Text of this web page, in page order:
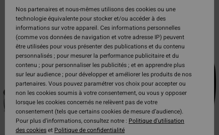
Nos partenaires et nous-mêmes utilisons des cookies ou une
technologie équivalente pour stocker et/ou accéder à des
informations sur votre appareil. Ces informations personnelles
(comme vos données de navigation et votre adresse IP) peuvent
être utilisées pour vous présenter des publications et du contenu
personnalisés ; pour mesurer la performance publicitaire et du
contenu ; pour personnaliser les publicités ; et en apprendre plus
sur leur audience ; pour développer et améliorer les produits de nos
partenaires. Vous pouvez paramétrer vos choix pour accepter ou
non les cookies soumis à votre consentement, ou vous y opposer
lorsque les cookies concernés ne relèvent pas de votre
consentement (tels que certains cookies de mesure d’audience).
Pour plus d'informations, consultez notre : Politique d'utilisation
des cookieset Politique de confidentialité